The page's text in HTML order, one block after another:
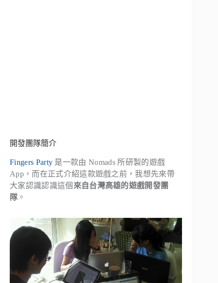
開發團隊簡介
Fingers Party 是一款由 Nomads 所研製的遊戲
App，而在正式介紹這款遊戲之前，我想先來帶
大家認識認識這個 來自台灣高雄的遊戲開發團
隊 。